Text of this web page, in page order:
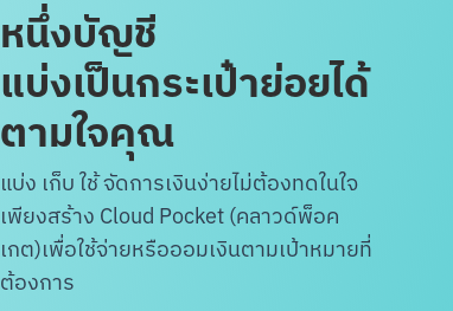
หนึ่งบัญชี
แบ่งเป็นกระเป๋าย่อยได้
ตามใจคุณ
แบ่ง เก็บ ใช้ จัดการเงินง่ายไม่ต้องทดในใจ
เพียงสร้าง Cloud Pocket (คลาวด์พ็อค
เกต)เพื่อใช้จ่ายหรือออมเงินตามเป้าหมายที่
ต้องการ